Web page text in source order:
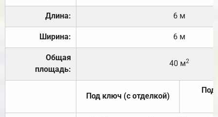
Длина: 6 м
Ширина: 6 м
Общая
площадь:
40 м2
Под ключ (с отделкой)
Под